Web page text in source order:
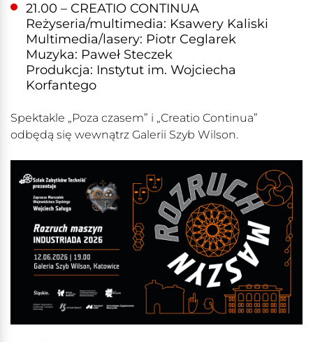
21.00 – CREATIO CONTINUA
Reżyseria/multimedia: Ksawery Kaliski
Multimedia/lasery: Piotr Ceglarek
Muzyka: Paweł Steczek
Produkcja: Instytut im. Wojciecha
Korfantego
Spektakle „Poza czasem” i „Creatio Continua”
odbędą się wewnątrz Galerii Szyb Wilson.